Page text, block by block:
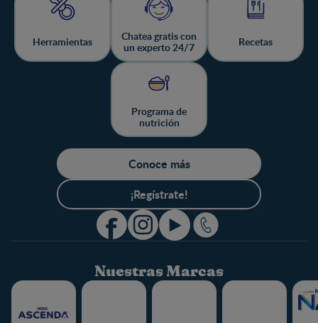
Herramientas
Chatea gratis con
un experto 24/7
Recetas
Programa de
nutrición
Conoce más
¡Regístrate!
Nuestras Marcas